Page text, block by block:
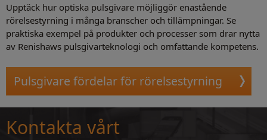
Upptäck hur optiska pulsgivare möjliggör enastående
rörelsestyrning i många branscher och tillämpningar. Se
praktiska exempel på produkter och processer som drar nytta
av Renishaws pulsgivarteknologi och omfattande kompetens.
Pulsgivare fördelar för rörelsestyrning
Kontakta vårt